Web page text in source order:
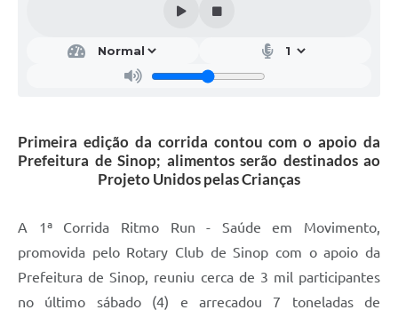
Primeira edição da corrida contou com o apoio da
Prefeitura de Sinop; alimentos serão destinados ao
Projeto Unidos pelas Crianças
A 1ª Corrida Ritmo Run - Saúde em Movimento,
promovida pelo Rotary Club de Sinop com o apoio da
Prefeitura de Sinop, reuniu cerca de 3 mil participantes
no último sábado (4) e arrecadou 7 toneladas de